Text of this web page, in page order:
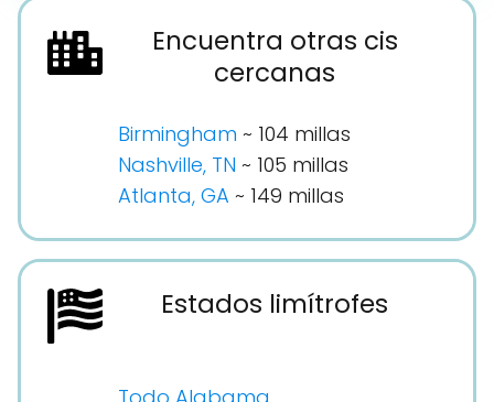
Encuentra otras cis
cercanas
Birmingham ~ 104 millas
Nashville, TN ~ 105 millas
Atlanta, GA ~ 149 millas
Estados limítrofes